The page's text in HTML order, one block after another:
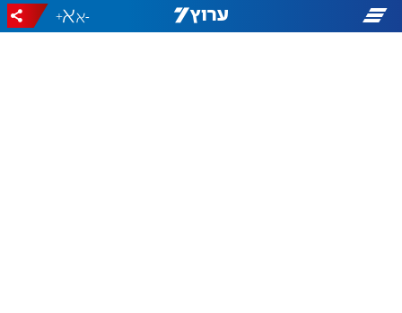
-
+